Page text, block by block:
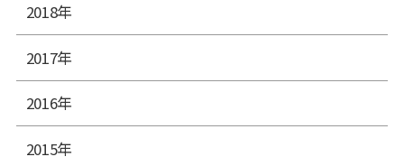
2018年
2017年
2016年
2015年